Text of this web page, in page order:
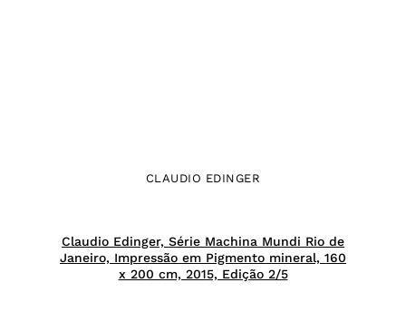
CLAUDIO EDINGER
Claudio Edinger, Série Machina Mundi Rio de
Janeiro, Impressão em Pigmento mineral, 160
x 200 cm, 2015, Edição 2/5